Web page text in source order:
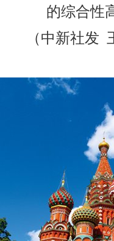
的综合性
（中新社发